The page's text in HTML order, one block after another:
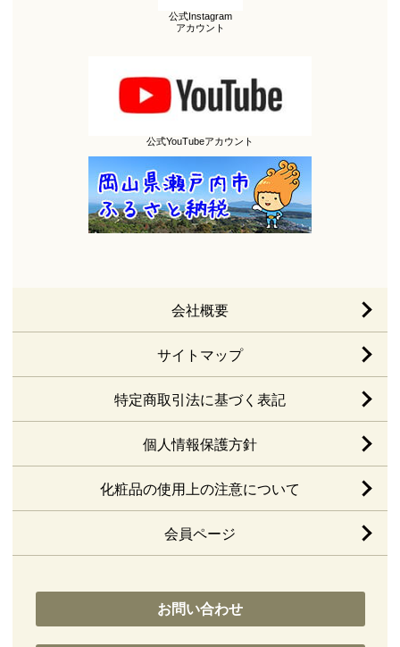
公式Instagram
アカウント
公式YouTubeアカウント
会社概要
サイトマップ
特定商取引法に基づく表記
個人情報保護方針
化粧品の使用上の注意について
会員ページ
お問い合わせ